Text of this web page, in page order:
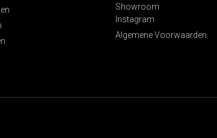
Showroom
Instagram
Algemene Voorwaarden